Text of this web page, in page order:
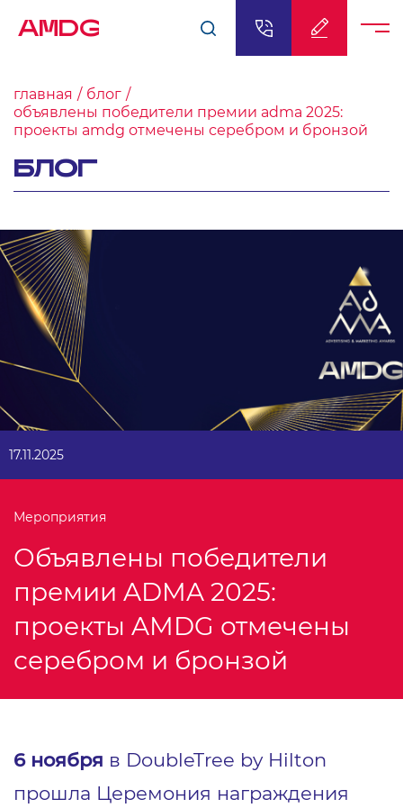
AMDG
главная
блог
объявлены победители премии adma 2025:
проекты amdg отмечены серебром и бронзой
БЛОГ
17.11.2025
Мероприятия
Объявлены победители
премии ADMA 2025:
проекты AMDG отмечены
серебром и бронзой
6 ноября в DoubleTree by Hilton
прошла Церемония награждения